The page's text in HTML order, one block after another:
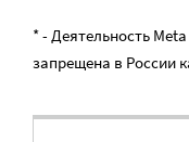
* - Деятельность
запрещена в России